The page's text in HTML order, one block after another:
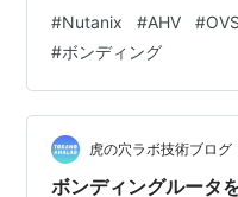
「active-backup」のア
トを手動で別の物理イ
す。 目次 目次 1.今回の
3. アップリンクのアク
今回の環境 AHVクラス
#Nutanix #AHV #OVS
#ボンディング
虎の穴ラボ技術ブログ
ボンディングルータ